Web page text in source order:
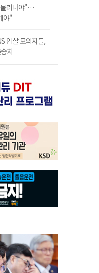
물러나야"…
야"
암살 모의자들,
치